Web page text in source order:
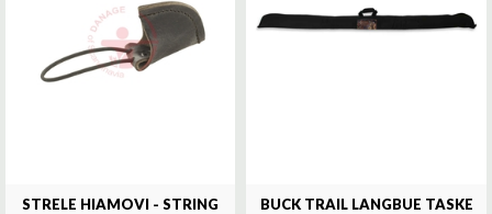
STRELE HIAMOVI - STRING
BUCK TRAIL LANGBUE TASKE